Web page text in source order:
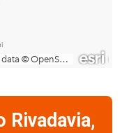
Rivadavia,